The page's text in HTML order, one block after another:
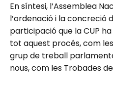
En síntesi, l’Assemblea
l’ordenació i la concreció
participació que la CUP
tot aquest procés, com
grup de treball
nous, com les Trobades